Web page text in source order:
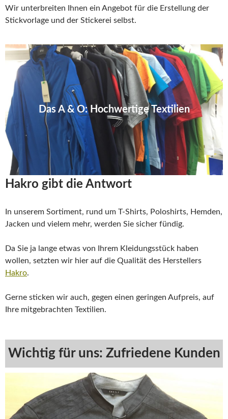
Wir unterbreiten Ihnen ein Angebot für die Erstellung der
Stickvorlage und der Stickerei selbst.
Das A & O: Hochwertige Textilien
Gute Qualität
Shirts, Polos, Hemden, Jacken und vieles
mehr.
Hakro gibt die Antwort!!!
Hakro gibt die Antwort
In unserem Sortiment, rund um T-Shirts, Poloshirts, Hemden,
Jacken und vielem mehr, werden Sie sicher fündig.
Da Sie ja lange etwas von Ihrem Kleidungsstück haben
wollen, setzten wir hier auf die Qualität des Herstellers
Hakro.
Gerne sticken wir auch, gegen einen geringen Aufpreis, auf
Ihre mitgebrachten Textilien.
Wichtig für uns: Zufriedene Kunden